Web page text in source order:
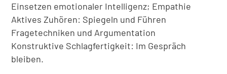
Einsetzen emotionaler Intelligenz; Empathie
Aktives Zuhören: Spiegeln und Führen
Fragetechniken und Argumentation
Konstruktive Schlagfertigkeit: Im Gespräch
bleiben.